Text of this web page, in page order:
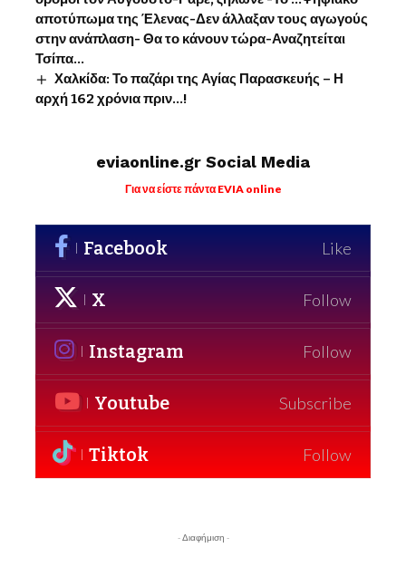
αποτύπωμα της Έλενας-Δεν άλλαξαν τους αγωγούς
στην ανάπλαση- Θα το κάνουν τώρα-Αναζητείται
Τσίπα…
Χαλκίδα: Το παζάρι της Αγίας Παρασκευής – Η
αρχή 162 χρόνια πριν…!
eviaonline.gr Social Media
Για να είστε πάντα EVIA online
Facebook Like
X Follow
Instagram Follow
Youtube Subscribe
Tiktok Follow
- Διαφήμιση -